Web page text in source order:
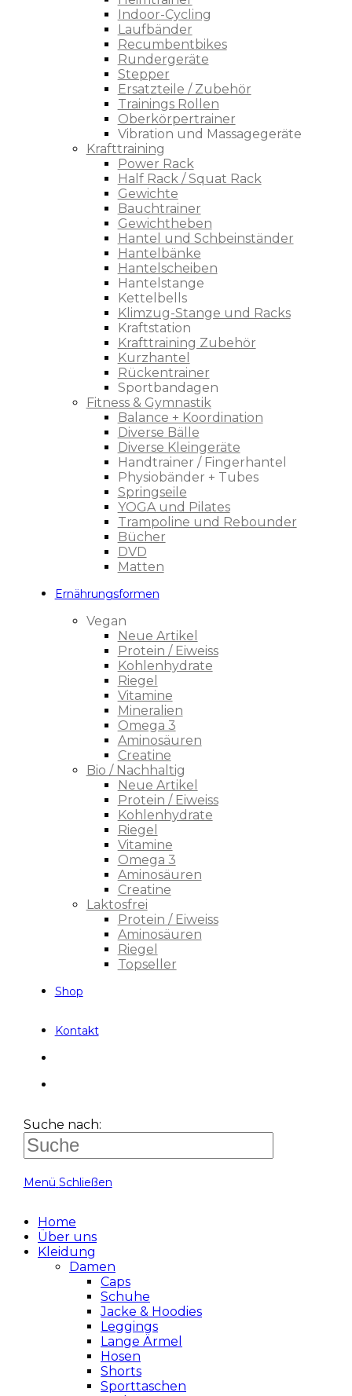
Indoor-Cycling
Laufbänder
Recumbentbikes
Rundergeräte
Stepper
Ersatzteile / Zubehör
Trainings Rollen
Oberkörpertrainer
Vibration und Massagegeräte
Krafttraining
Power Rack
Half Rack / Squat Rack
Gewichte
Bauchtrainer
Gewichtheben
Hantel und Schbeinständer
Hantelbänke
Hantelscheiben
Hantelstange
Kettelbells
Klimzug-Stange und Racks
Kraftstation
Krafttraining Zubehör
Kurzhantel
Rückentrainer
Sportbandagen
Fitness & Gymnastik
Balance + Koordination
Diverse Bälle
Diverse Kleingeräte
Handtrainer / Fingerhantel
Physiobänder + Tubes
Springseile
YOGA und Pilates
Trampoline und Rebounder
Bücher
DVD
Matten
Ernährungsformen
Vegan
Neue Artikel
Protein / Eiweiss
Kohlenhydrate
Riegel
Vitamine
Mineralien
Omega 3
Aminosäuren
Creatine
Bio / Nachhaltig
Neue Artikel
Protein / Eiweiss
Kohlenhydrate
Riegel
Vitamine
Omega 3
Aminosäuren
Creatine
Laktosfrei
Protein / Eiweiss
Aminosäuren
Riegel
Topseller
Shop
Kontakt
Suche nach:
Menü Schließen
Home
Über uns
Kleidung
Damen
Caps
Schuhe
Jacke & Hoodies
Leggings
Lange Ärmel
Hosen
Shorts
Sporttaschen